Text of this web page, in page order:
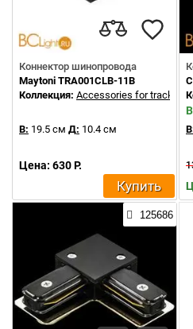
Коннектор шинопровода
Maytoni TRA001CLB-11B
Коллекция: Accessories for tracks
В: 19.5 см Д: 10.4 см
Цена: 630 Р.
Купить
125686